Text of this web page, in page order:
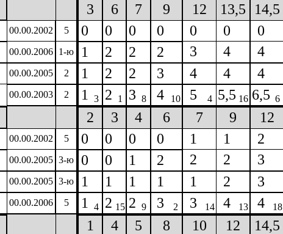
3 6 7 9 12 13,5 14,5
00.00.2002 5 0 0 0 0 0 0 0
00.00.2006 1-ю 1 2 2 2 3 4 4
00.00.2005 2 1 2 2 3 4 4 4
00.00.2003 2 1 3 2 1 3 8 4 10 5 4 5,5 16 6,5 6
2 3 4 6 7 9 12
00.00.2002 5 0 0 0 0 1 1 2
00.00.2005 3-ю 0 0 1 2 2 2 3
00.00.2005 3-ю 1 1 1 1 1 2 3
00.00.2006 5 1 4 2 15 2 9 3 2 3 14 4 13 4 18
1 4 5 8 10 12 14,5